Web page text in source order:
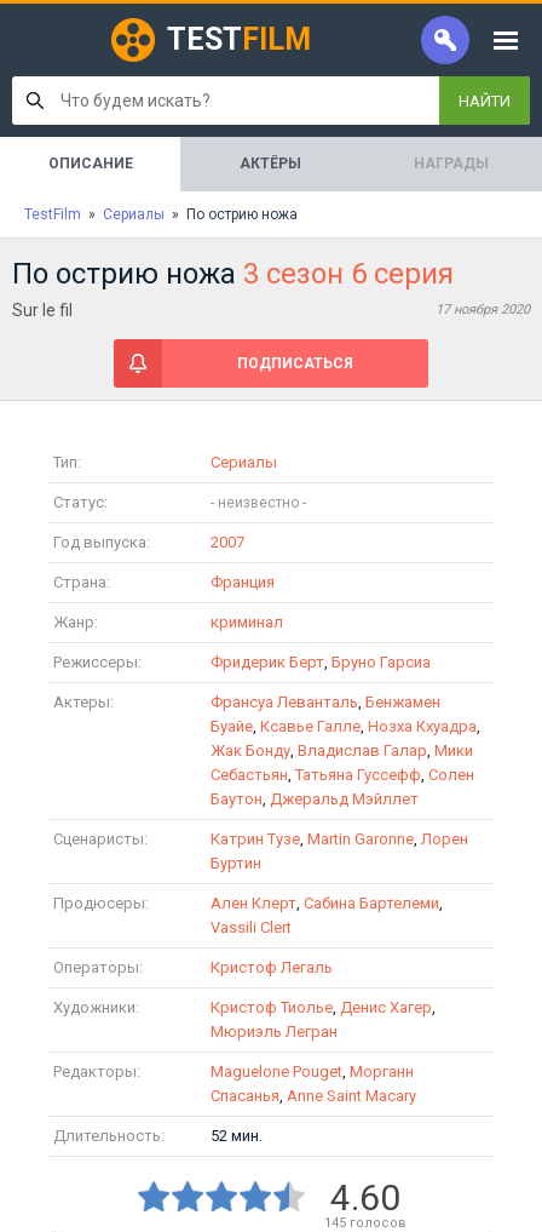
TEST FILM
НАЙТИ
ОПИСАНИЕ АКТЁРЫ НАГРАДЫ
TestFilm » Сериалы » По острию ножа
По острию ножа 3 сезон 6 серия
Sur le fil 17 ноября 2020
ПОДПИСАТЬСЯ
Тип: Сериалы
Статус:
Год выпуска: 2007
Страна: Франция
Жанр: криминал
Режиссеры: Фридерик Берт, Бруно Гарсиа
Актеры: Франсуа Леванталь, Бенжамен
Буайе, Ксавье Галле, Нозха Кхуадра,
Жак Бонду, Владислав Галар, Мики
Себастьян,Татьяна Гуссефф, Солен
Баутон, Джеральд Мэйллет
Сценаристы: Катрин Тузе, Martin Garonne, Лорен
Буртин
Продюсеры: Ален Клерт, Сабина Бартелеми,
Vassili Clert
Операторы: Кристоф Легаль
Художники: Кристоф Тиолье, Денис Хагер,
Мюриэль Легран
Редакторы: Maguelone Pouget, Морганн
Спасанья, Anne Saint Macary
Длительность: 52 мин.
4.60
145голосов